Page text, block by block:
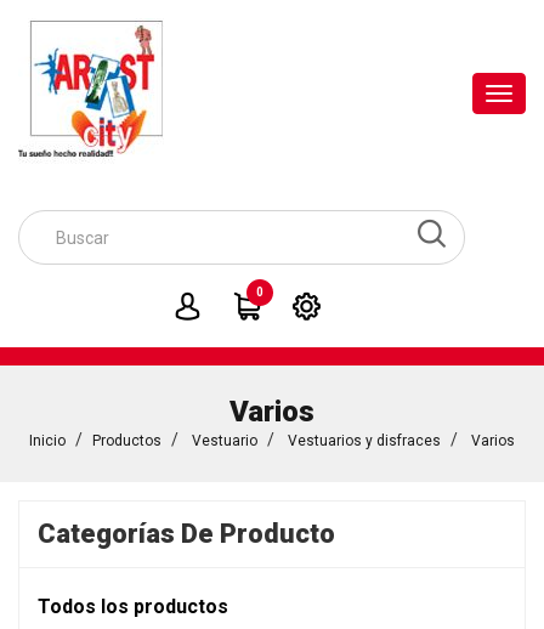
0
Varios
Inicio Productos Vestuario Vestuarios y disfraces Varios
Categorías De Producto
Todos los productos